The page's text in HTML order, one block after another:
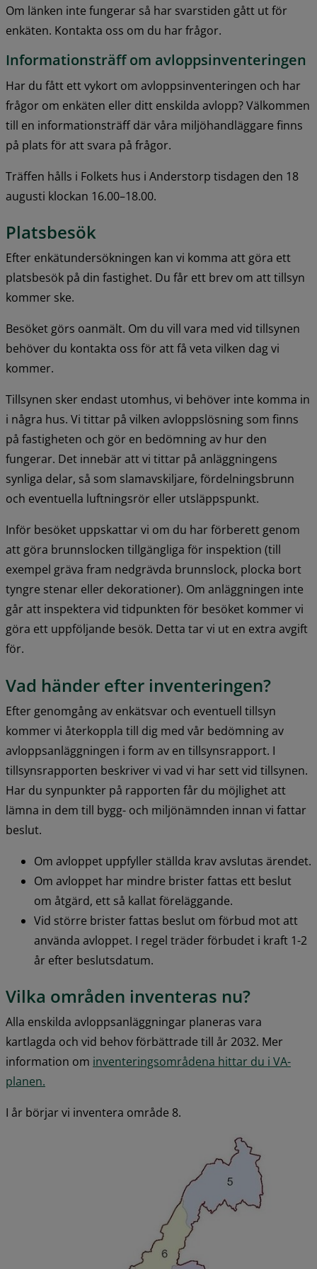
Om länken inte fungerar så har svarstiden gått ut för
enkäten. Kontakta oss om du har frågor.
Informationsträff om avloppsinventeringen
Har du fått ett vykort om avloppsinventeringen och har
frågor om enkäten eller ditt enskilda avlopp? Välkommen
till en informationsträff där våra miljöhandläggare finns
på plats för att svara på frågor.
Träffen hålls i Folkets hus i Anderstorp tisdagen den 18
augusti klockan 16.00–18.00.
Platsbesök
Efter enkätundersökningen kan vi komma att göra ett
platsbesök på din fastighet. Du får ett brev om att tillsyn
kommer ske.
Besöket görs oanmält. Om du vill vara med vid tillsynen
behöver du kontakta oss för att få veta vilken dag vi
kommer.
Tillsynen sker endast utomhus, vi behöver inte komma in
i några hus. Vi tittar på vilken avloppslösning som finns
på fastigheten och gör en bedömning av hur den
fungerar. Det innebär att vi tittar på anläggningens
synliga delar, så som slamavskiljare, fördelningsbrunn
och eventuella luftningsrör eller utsläppspunkt.
Inför besöket uppskattar vi om du har förberett genom
att göra brunnslocken tillgängliga för inspektion (till
exempel gräva fram nedgrävda brunnslock, plocka bort
tyngre stenar eller dekorationer). Om anläggningen inte
går att inspektera vid tidpunkten för besöket kommer vi
göra ett uppföljande besök. Detta tar vi ut en extra avgift
för.
Vad händer efter inventeringen?
Efter genomgång av enkätsvar och eventuell tillsyn
kommer vi återkoppla till dig med vår bedömning av
avloppsanläggningen i form av en tillsynsrapport. I
tillsynsrapporten beskriver vi vad vi har sett vid tillsynen.
Har du synpunkter på rapporten får du möjlighet att
lämna in dem till bygg- och miljönämnden innan vi fattar
beslut.
Om avloppet uppfyller ställda krav avslutas ärendet.
Om avloppet har mindre brister fattas ett beslut
om åtgärd, ett så kallat föreläggande.
Vid större brister fattas beslut om förbud mot att
använda avloppet. I regel träder förbudet i kraft 1-2
år efter beslutsdatum.
Vilka områden inventeras nu?
Alla enskilda avloppsanläggningar planeras vara
kartlagda och vid behov förbättrade till år 2032. Mer
information om inventeringsområdena hittar du i VA-
planen.
I år börjar vi inventera område 8.